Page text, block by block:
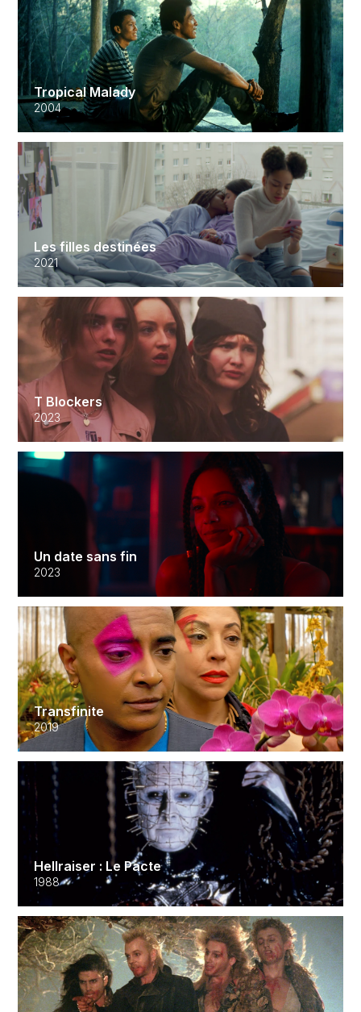
Tropical Malady
2004
Les filles destinées
2021
T Blockers
2023
Un date sans fin
2023
Transfinite
2019
Hellraiser : Le Pacte
1988